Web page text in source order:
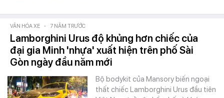
VĂN HÓA XE - 7 NĂM TRƯỚC
Lamborghini Urus độ khủng hơn chiếc của
đại gia Minh 'nhựa' xuất hiện trên phố Sài
Gòn ngày đầu năm mới
Bộ bodykit của Mansory biến ngoại
thất chiếc Lamborghini Urus đầu tiên